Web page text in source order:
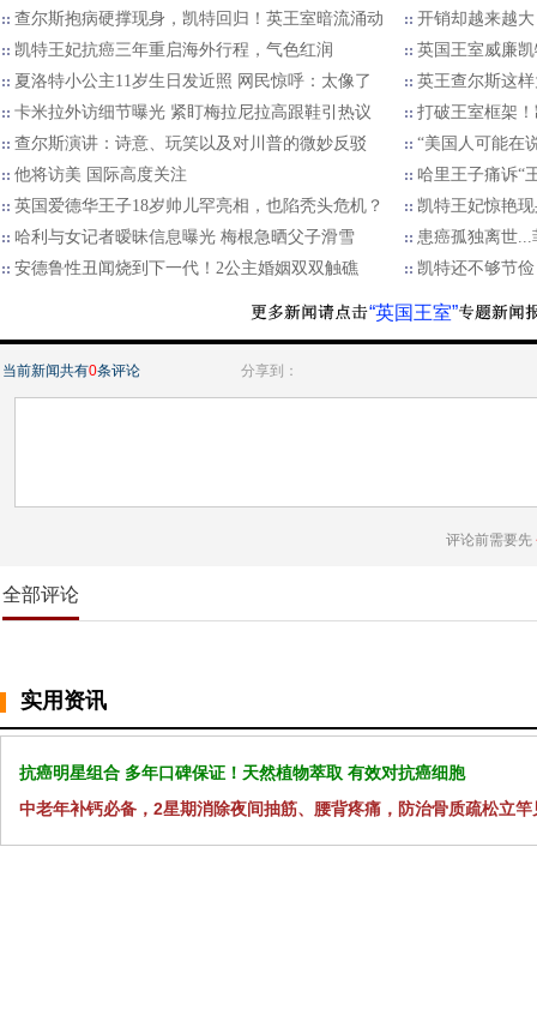
查尔斯抱病硬撑现身，凯特回归！英王室暗流涌动
开销却越来越
凯特王妃抗癌三年重启海外行程，气色红润
英国王室威廉
夏洛特小公主11岁生日发近照 网民惊呼：太像了
英王查尔斯这
卡米拉外访细节曝光 紧盯梅拉尼拉高跟鞋引热议
打破王室框架
查尔斯演讲：诗意、玩笑以及对川普的微妙反驳
“美国人可能在
他将访美 国际高度关注
哈里王子痛诉“
英国爱德华王子18岁帅儿罕亮相，也陷秃头危机？
凯特王妃惊艳
哈利与女记者暧昧信息曝光 梅根急晒父子滑雪
患癌孤独离世
安德鲁性丑闻烧到下一代！2公主婚姻双双触礁
凯特还不够节
“英国王室”
当前新闻共有0条评论 分享到：
评论前需要先
全部评论
实用资讯
抗癌明星组合 多年口碑保证！天然植物萃取 有效对抗癌细胞
中老年补钙必备，2星期消除夜间抽筋、腰背疼痛，防治骨质疏松立竿